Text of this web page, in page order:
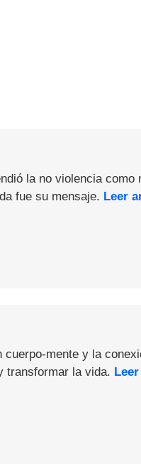
la no violencia
fue su mensaje. Leer
mente y la
transformar la vida.